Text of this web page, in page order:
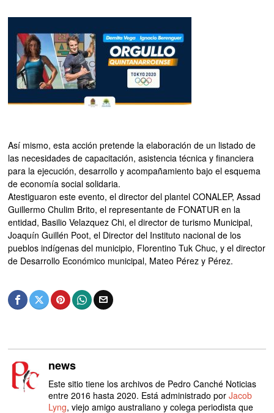
Así mismo, esta acción pretende la elaboración de un listado de
las necesidades de capacitación, asistencia técnica y financiera
para la ejecución, desarrollo y acompañamiento bajo el esquema
de economía social solidaria.
Atestiguaron este evento, el director del plantel CONALEP, Assad
Guillermo Chulim Brito, el representante de FONATUR en la
entidad, Basilio Velazquez Chi, el director de turismo Municipal,
Joaquín Guillén Poot, el Director del Instituto nacional de los
pueblos indígenas del municipio, Florentino Tuk Chuc, y el director
de Desarrollo Económico municipal, Mateo Pérez y Pérez.
news
Este sitio tiene los archivos de Pedro Canché Noticias
entre 2016 hasta 2020. Está administrado porJacob
Lyng, viejo amigo australiano y colega periodista que